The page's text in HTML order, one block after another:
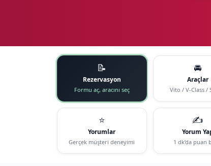
📝
Rezervasyon
Formu aç, aracını seç
🚘
Araçlar
Vito / V-Class /
⭐
Yorumlar
Gerçek müşteri deneyimi
✍️
Yorum
1 dk’da puan